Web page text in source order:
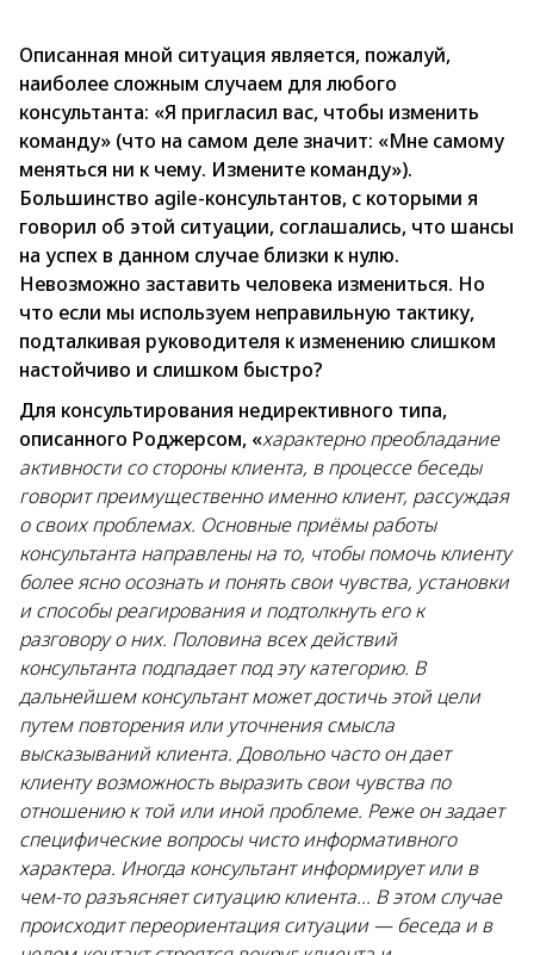
Описанная мной ситуация является, пожалуй,
наиболее сложным случаем для любого
консультанта: «Я пригласил вас, чтобы изменить
команду» (что на самом деле значит: «Мне самому
меняться ни к чему. Измените команду»).
Большинство agile-консультантов, с которыми я
говорил об этой ситуации, соглашались, что шансы
на успех в данном случае близки к нулю.
Невозможно заставить человека измениться. Но
что если мы используем неправильную тактику,
подталкивая руководителя к изменению слишком
настойчиво и слишком быстро?
Для консультирования недирективного типа,
описанного Роджерсом, «характерно преобладание
активности со стороны клиента, в процессе беседы
говорит преимущественно именно клиент, рассуждая
о своих проблемах. Основные приёмы работы
консультанта направлены на то, чтобы помочь клиенту
более ясно осознать и понять свои чувства, установки
и способы реагирования и подтолкнуть его к
разговору о них. Половина всех действий
консультанта подпадает под эту категорию. В
дальнейшем консультант может достичь этой цели
путем повторения или уточнения смысла
высказываний клиента. Довольно часто он дает
клиенту возможность выразить свои чувства по
отношению к той или иной проблеме. Реже он задает
специфические вопросы чисто информативного
характера. Иногда консультант информирует или в
чем-то разъясняет ситуацию клиента... В этом случае
происходит переориентация ситуации — беседа и в